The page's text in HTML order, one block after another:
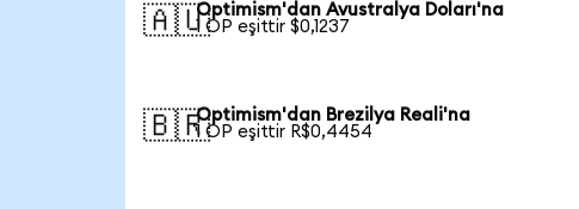
🇦🇺Optimism'dan Avustralya Doları'na
1 OP eşittir $0,1237
🇧🇷Optimism'dan Brezilya Reali'na
1 OP eşittir R$0,4454